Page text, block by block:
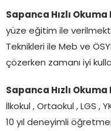
Sapanca Hızlı Okuma
yüze eğitim ile
Teknikleri ile Meb ve
çözerken zamanı iyi
Sapanca Hızlı
İlkokul , Ortaokul , LGS ,
10 yıl deneyimli